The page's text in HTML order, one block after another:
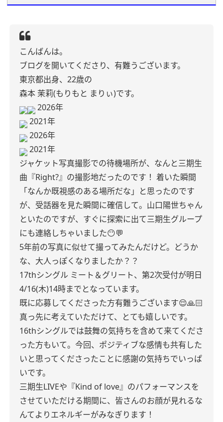
こんばんは。
ブログを開いてくださり、有難うございます。
東京都出身、22歳の
森本 茉莉(もりもと まりぃ)です。
2026年
2021年
2026年
2021年
ジャケット写真撮影での待機場所が、なんと三期生
曲『Right?』の撮影地だったのです！ 着いた瞬間
「なんか既視感のある場所だな」と思ったのです
が、受話器を見た瞬間に確信して。山口陽世ちゃん
といたのですが、すぐに探索に出て三期生グループ
にも連絡しちゃいました😶💬
5年前の写真に似せて撮ってみたんだけど。どうか
な、大人っぽくなりましたか？？
17thシングル ミート＆グリート、第2次受付が明日
4/16(木)14時までとなっています。
既に応募してくださった方有難うございます😌🙏🏻
真っ先に考えていただけて、とても嬉しいです。
16thシングルでは鼓舞の気持ちを含めて来てくださ
った方もいて。今回、ポジティブな感情も共有した
いと思ってくださったことに感謝の気持ちでいっぱ
いです。
三期生LIVEや『Kind of love』のパフォーマンスを
させていただける期間に、皆さんのお顔が見れるな
んてよりエネルギーがみなぎります！